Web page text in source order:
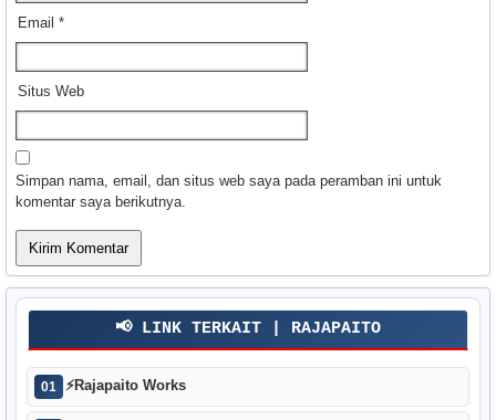
Email *
Situs Web
Simpan nama, email, dan situs web saya pada peramban ini untuk
komentar saya berikutnya.
📢 LINK TERKAIT | RAJAPAITO
01 ⚡Rajapaito Works